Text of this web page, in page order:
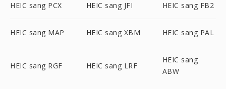
HEIC sang PCX HEIC sang JFI HEIC sang FB2
HEIC sang MAP HEIC sang XBM HEIC sang PAL
HEIC sang RGF HEIC sang LRF
HEIC sang
ABW